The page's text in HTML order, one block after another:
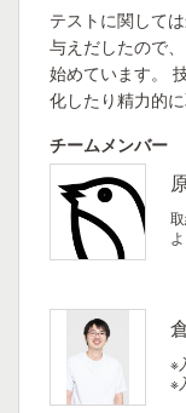
テストに関して
与えだしたので
始めています。
化したり精力的
チームメンバー
※
※